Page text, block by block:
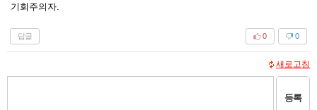
기회주의자.
답글 0
0
새로고침
등록